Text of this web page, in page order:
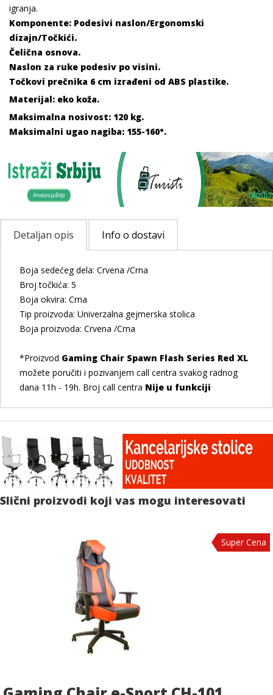
igranja.
Komponente: Podesivi naslon/Ergonomski
dizajn/Točkići.
Čelična osnova.
Naslon za ruke podesiv po visini.
Točkovi prečnika 6 cm izrađeni od ABS plastike.
Materijal: eko koža.
Maksimalna nosivost: 120 kg.
Maksimalni ugao nagiba: 155-160°.
Detaljan opis Info o dostavi
Boja sedećeg dela: Crvena /Crna
Broj točkića: 5
Boja okvira: Crna
Tip proizvoda: Univerzalna gejmerska stolica
Boja proizvoda: Crvena /Crna
*Proizvod Gaming Chair Spawn Flash Series Red XL
možete poručiti i pozivanjem call centra svakog radnog
dana 11h - 19h. Broj call centra Nije u funkciji
Slični proizvodi koji vas mogu interesovati
Super Cena